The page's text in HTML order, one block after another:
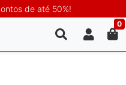
de até 50%!
0